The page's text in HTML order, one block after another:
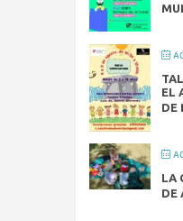
EL
DE
LA
DE